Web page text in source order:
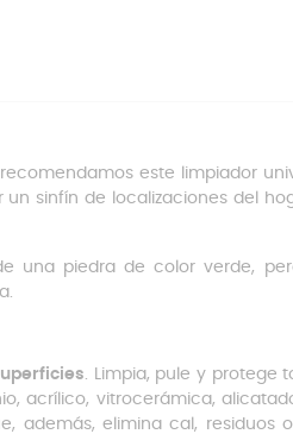
este limpiador
un sinfín de localizaciones del
una piedra de color verde,
. Limpia, pule y protege
acrílico, vitrocerámica,
además, elimina cal, residuos